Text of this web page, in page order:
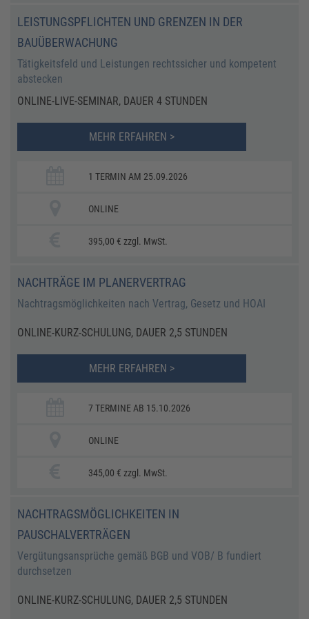
LEISTUNGSPFLICHTEN UND GRENZEN IN DER
BAUÜBERWACHUNG
Tätigkeitsfeld und Leistungen rechtssicher und kompetent
abstecken
ONLINE-LIVE-SEMINAR, DAUER 4 STUNDEN
MEHR ERFAHREN >
1 TERMIN AM 25.09.2026
ONLINE
395,00 € zzgl. MwSt.
NACHTRÄGE IM PLANERVERTRAG
Nachtragsmöglichkeiten nach Vertrag, Gesetz und HOAI
ONLINE-KURZ-SCHULUNG, DAUER 2,5 STUNDEN
MEHR ERFAHREN >
7 TERMINE AB 15.10.2026
ONLINE
345,00 € zzgl. MwSt.
NACHTRAGSMÖGLICHKEITEN IN
PAUSCHALVERTRÄGEN
Vergütungsansprüche gemäß BGB und VOB/ B fundiert
durchsetzen
ONLINE-KURZ-SCHULUNG, DAUER 2,5 STUNDEN